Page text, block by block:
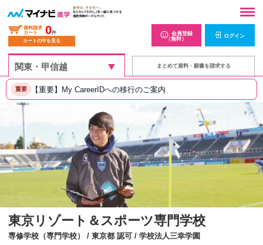
資料請求
カート
0件
カートの中を見る
会員登録
（無料）
ログイン
まとめて資料・願書を請求する
重要 【重要】My CareerIDへの移行のご案内
東京リゾート＆スポーツ専門学校
専修学校（専門学校） / 東京都 認可 / 学校法人三幸学園